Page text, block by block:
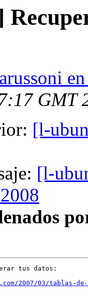
arussoni
GMT
[l-
[l-
tus datos:
2007/03/tablas-